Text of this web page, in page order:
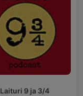
Laituri 9 ja 3/4